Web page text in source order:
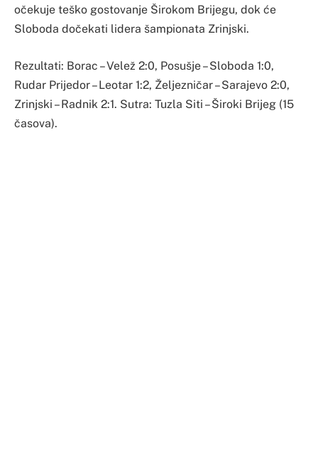
očekuje teško gostovanje Širokom Brijegu, dok će
Sloboda dočekati lidera šampionata Zrinjski.
Rezultati: Borac – Velež 2:0, Posušje – Sloboda 1:0,
Rudar Prijedor – Leotar 1:2, Željezničar – Sarajevo 2:0,
Zrinjski – Radnik 2:1. Sutra: Tuzla Siti – Široki Brijeg (15
časova).